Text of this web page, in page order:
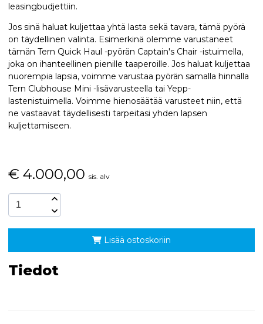
leasingbudjettiin.
Jos sinä haluat kuljettaa yhtä lasta sekä tavara, tämä pyörä
on täydellinen valinta. Esimerkinä olemme varustaneet
tämän Tern Quick Haul -pyörän Captain's Chair -istuimella,
joka on ihanteellinen pienille taaperoille. Jos haluat kuljettaa
nuorempia lapsia, voimme varustaa pyörän samalla hinnalla
Tern Clubhouse Mini -lisävarusteella tai Yepp-
lastenistuimella. Voimme hienosäätää varusteet niin, että
ne vastaavat täydellisesti tarpeitasi yhden lapsen
kuljettamiseen.
€ 4.000,00 sis. alv
Lisää ostoskoriin
Tiedot